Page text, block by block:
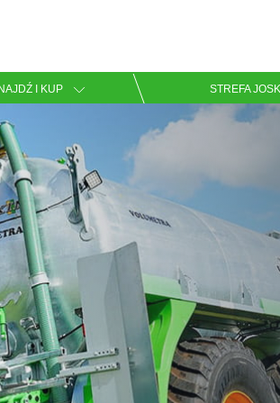
I KUP STREFA
English
Español
Pobierz broszurę
Dansk